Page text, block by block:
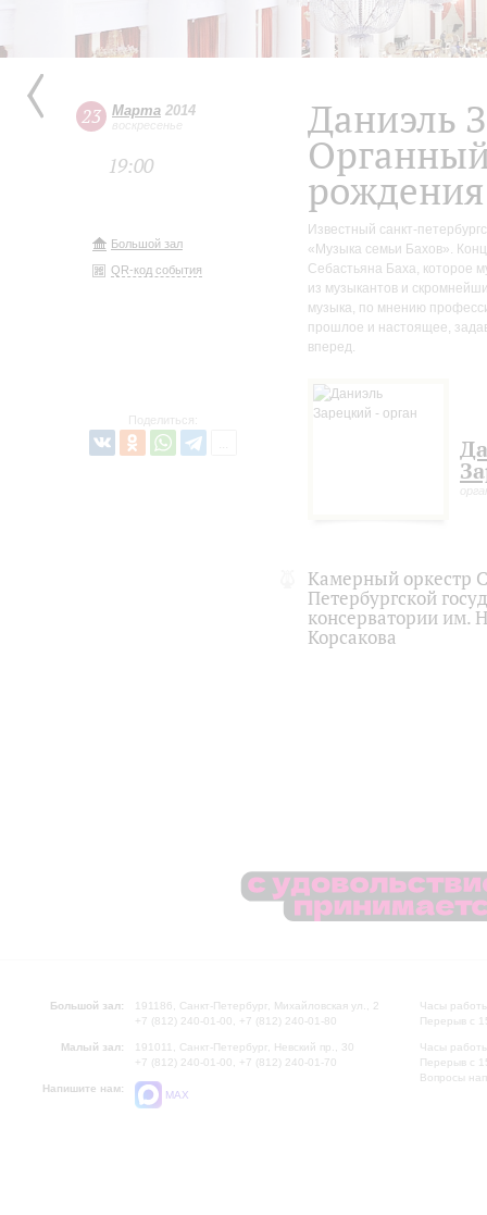
23 Марта 2014
воскресенье
19:00
Большой зал
QR-код события
Поделиться:
Даниэль
Известный санкт-
«Музыка семьи Бахов».
Себастьяна Баха, которое
из музыкантов и
музыка, по мнению
прошлое и настоящее,
вперед.
Камерный оркестр
Петербургской
консерватории им.
Корсакова
Большой зал:
191186, Санкт-Петербург, Михайловская ул., 2
+7 (812) 240-01-00, +7 (812) 240-01-80
Малый зал:
191011, Санкт-Петербург, Невский пр., 30
+7 (812) 240-01-00, +7 (812) 240-01-70
Напишите нам:
MAX
Часы
Перерыв с
Часы
Перерыв с
Вопросы